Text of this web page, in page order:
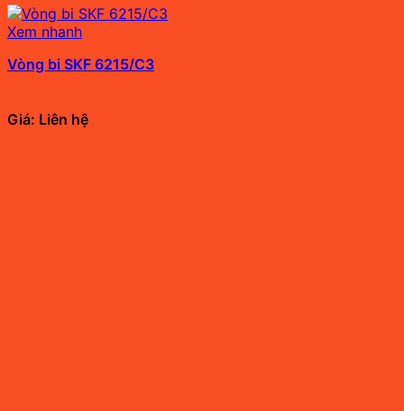
Xem nhanh
Vòng bi SKF 6215/C3
Giá: Liên hệ